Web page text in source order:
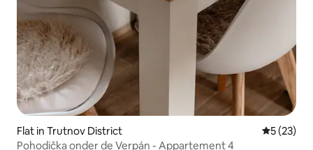
Flat in Trutnov District
5 (23)
Pohodička onder de Verpán - Appartement 4